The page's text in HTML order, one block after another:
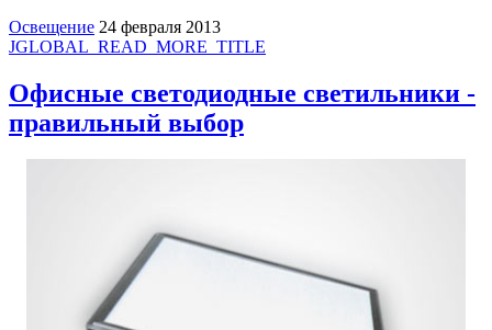
Освещение 24 февраля 2013
JGLOBAL_READ_MORE_TITLE
Офисные светодиодные светильники -
правильный выбор